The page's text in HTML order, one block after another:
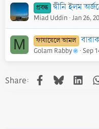
প্রবন্ধ দ্বীনি ইলম
Miad Uddin Jan 26,
M ফাযায়েলে আমল
Golam Rabby Sep
Share: Facebook
Bluesky